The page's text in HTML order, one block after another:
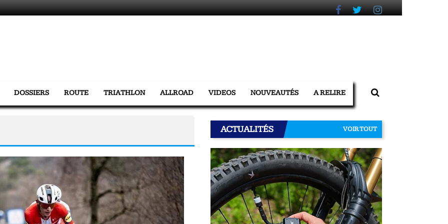
DOSSIERS ROUTE TRIATHLON ALLROAD VIDEOS NOUVEAUTÉS A RELIRE
ACTUALITÉS VOIR TOUT